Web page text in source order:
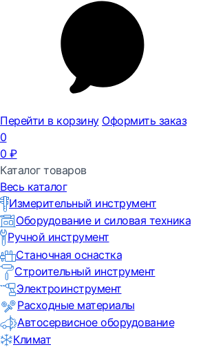
Перейти в корзину Оформить заказ
0
0 ₽
Каталог товаров
Весь каталог
Измерительный инструмент
Оборудование и силовая техника
Ручной инструмент
Станочная оснастка
Строительный инструмент
Электроинструмент
Расходные материалы
Автосервисное оборудование
Климат